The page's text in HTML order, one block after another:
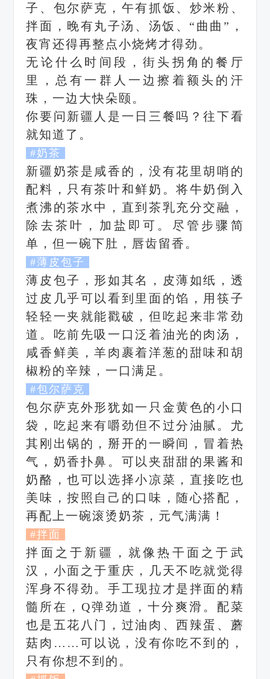
子、包尔萨克，午有抓饭、炒米粉、
拌面，晚有丸子汤、汤饭、“曲曲”，
夜宵还得再整点小烧烤才得劲。
无论什么时间段，街头拐角的餐厅
里，总有一群人一边擦着额头的汗
珠，一边大快朵颐。
你要问新疆人是一日三餐吗？往下看
就知道了。
#奶茶
新疆奶茶是咸香的，没有花里胡哨的
配料，只有茶叶和鲜奶。将牛奶倒入
煮沸的茶水中，直到茶乳充分交融，
除去茶叶，加盐即可。尽管步骤简
单，但一碗下肚，唇齿留香。
#薄皮包子
薄皮包子，形如其名，皮薄如纸，透
过皮几乎可以看到里面的馅，用筷子
轻轻一夹就能戳破，但吃起来非常劲
道。 吃前先吸一口泛着油光的肉汤，
咸香鲜美，羊肉裹着洋葱的甜味和胡
椒粉的辛辣，一口满足。
#包尔萨克
包尔萨克外形犹如一只金黄色的小口
袋，吃起来有嚼劲但不过分油腻。尤
其刚出锅的，掰开的一瞬间，冒着热
气，奶香扑鼻。可以夹甜甜的果酱和
奶酪，也可以选择小凉菜，直接吃也
美味，按照自己的口味，随心搭配，
再配上一碗滚烫奶茶，元气满满！
#拌面
拌面之于新疆，就像热干面之于武
汉，小面之于重庆，几天不吃就觉得
浑身不得劲。手工现拉才是拌面的精
髓所在，Q弹劲道，十分爽滑。 配菜
也是五花八门，过油肉、西辣蛋、蘑
菇肉……可以说，没有你吃不到的，
只有你想不到的。